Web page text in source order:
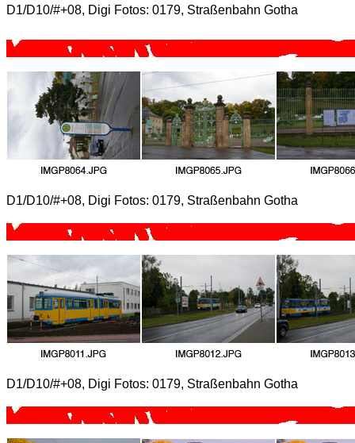
D1/D10/#+08, Digi Fotos: 0179, Straßenbahn Gotha
D1/D10/#+08, Digi Fotos: 0179, Straßenbahn Gotha
D1/D10/#+08, Digi Fotos: 0179, Straßenbahn Gotha